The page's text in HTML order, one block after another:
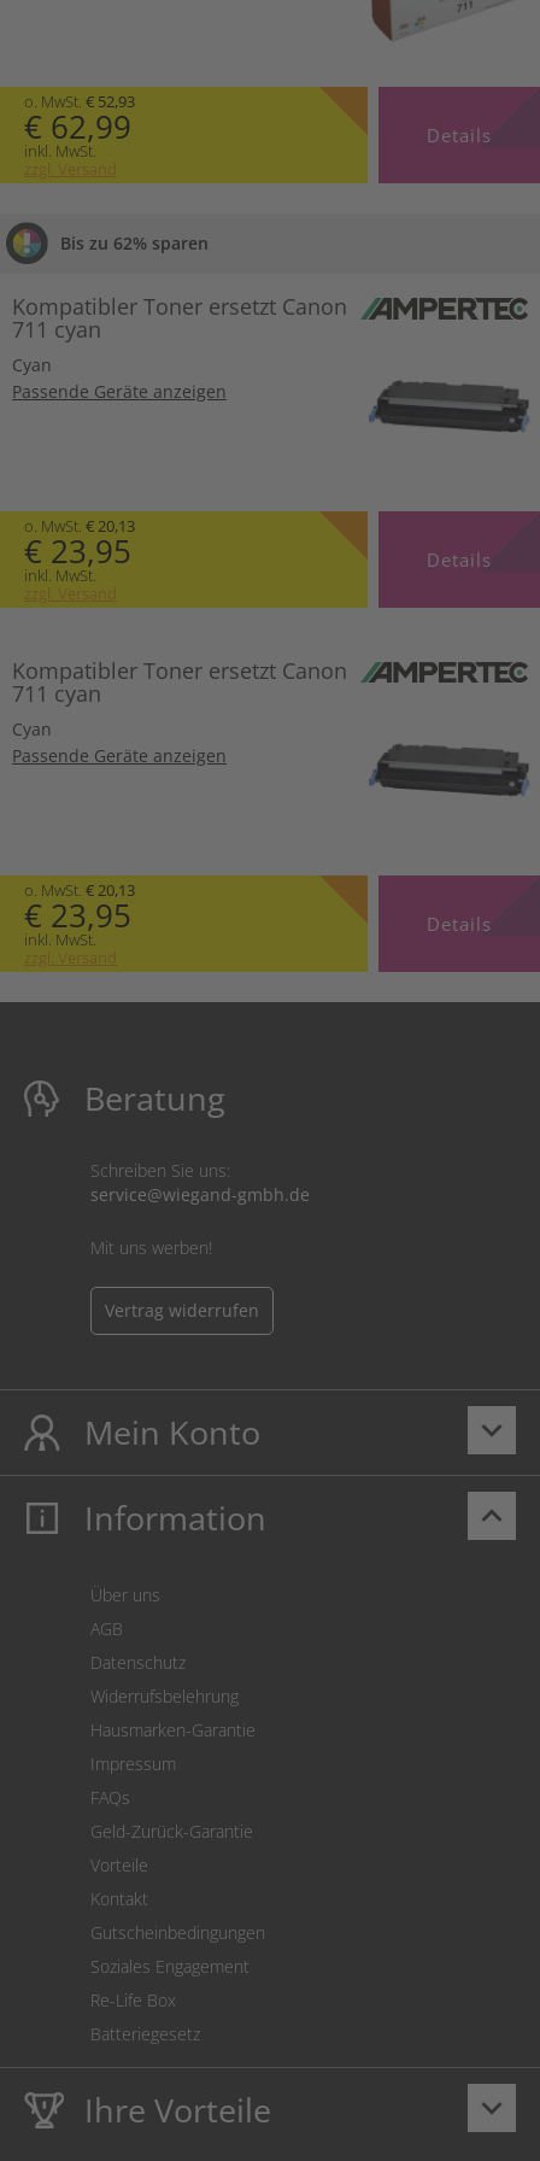
o. MwSt. € 52,93
€ 62,99
inkl. MwSt.
zzgl. Versand
Details
Bis zu 62% sparen
Kompatibler Toner ersetzt Canon
711 cyan
Cyan
Passende Geräte anzeigen
o. MwSt. € 20,13
€ 23,95
inkl. MwSt.
zzgl. Versand
Details
Kompatibler Toner ersetzt Canon
711 cyan
Cyan
Passende Geräte anzeigen
o. MwSt. € 20,13
€ 23,95
inkl. MwSt.
zzgl. Versand
Details
Beratung
Schreiben Sie uns:
service@wiegand-gmbh.de
Mit uns werben!
Vertrag widerrufen
keyboard_arrow_down
Mein Konto
Mein Konto
Cookie Einstellungen
keyboard_arrow_up
Information
Über uns
AGB
Datenschutz
Widerrufsbelehrung
Hausmarken-Garantie
Impressum
FAQs
Geld-Zurück-Garantie
Vorteile
Kontakt
Gutscheinbedingungen
Soziales Engagement
Re-Life Box
Batteriegesetz
keyboard_arrow_down
Ihre Vorteile